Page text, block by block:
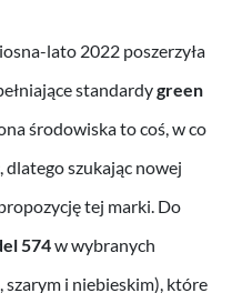
lato 2022 poszerzyła
standardygreen
środowiska to coś, w co
szukając nowej
tej marki. Do
574w wybranych
i niebieskim), które